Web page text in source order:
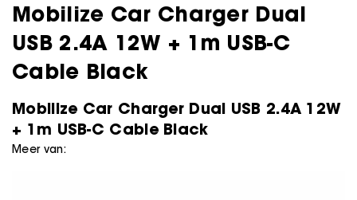
Mobilize Car Charger Dual
USB 2.4A 12W + 1m USB-C
Cable Black
Mobilize Car Charger Dual USB 2.4A 12W
+ 1m USB-C Cable Black
Meer van: